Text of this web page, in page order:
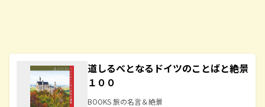
道しるべとなるドイツのことばと絶景
１００
BOOKS 旅の名言＆絶景